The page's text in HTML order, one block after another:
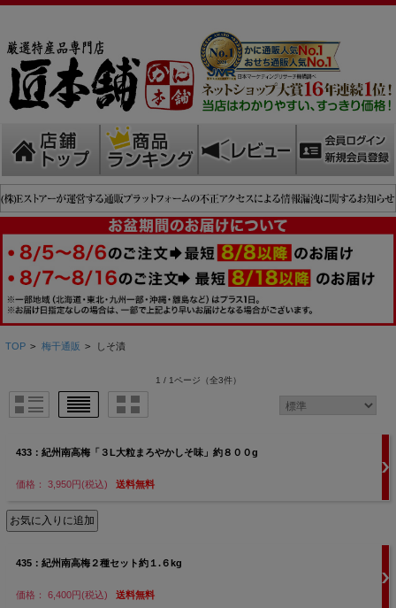
TOP > 梅干通販 > しそ漬
1 / 1ページ （全3件）
433：紀州南高梅「３L大粒まろやかしそ味」約８００g
価格： 3,950円(税込) 送料無料
435：紀州南高梅２種セット約１.６kg
価格： 6,400円(税込) 送料無料